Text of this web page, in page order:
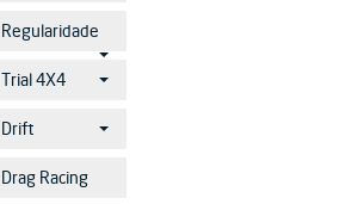
Regularidade
Trial 4X4
Drift
Drag Racing